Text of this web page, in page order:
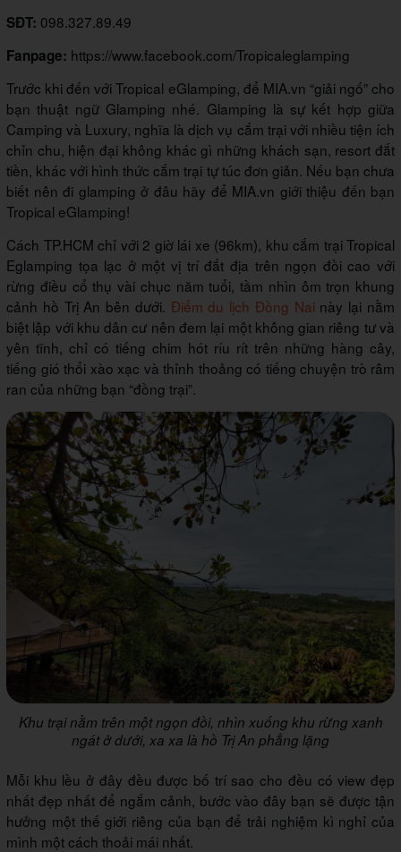
SĐT: 098.327.89.49
Fanpage: https://www.facebook.com/Tropicaleglamping
Trước khi đến với Tropical eGlamping, để MIA.vn “giải ngố” cho
bạn thuật ngữ Glamping nhé. Glamping là sự kết hợp giữa
Camping và Luxury, nghĩa là dịch vụ cắm trại với nhiều tiện ích
chỉn chu, hiện đại không khác gì những khách sạn, resort đắt
tiền, khác với hình thức cắm trại tự túc đơn giản. Nếu bạn chưa
biết nên đi glamping ở đâu hãy để MIA.vn giới thiệu đến bạn
Tropical eGlamping!
Cách TP.HCM chỉ với 2 giờ lái xe (96km), khu cắm trại Tropical
Eglamping tọa lạc ở một vị trí đắt địa trên ngọn đồi cao với
rừng điều cổ thụ vài chục năm tuổi, tầm nhìn ôm trọn khung
cảnh hồ Trị An bên dưới. Điểm du lịch Đồng Nai này lại nằm
biệt lập với khu dân cư nên đem lại một không gian riêng tư và
yên tĩnh, chỉ có tiếng chim hót ríu rít trên những hàng cây,
tiếng gió thổi xào xạc và thỉnh thoảng có tiếng chuyện trò râm
ran của những bạn “đồng trại”.
Khu trại nằm trên một ngọn đồi, nhìn xuống khu rừng xanh
ngát ở dưới, xa xa là hồ Trị An phẳng lặng
Mỗi khu lều ở đây đều được bố trí sao cho đều có view đẹp
nhất đẹp nhất để ngắm cảnh, bước vào đây bạn sẽ được tận
hưởng một thế giới riêng của bạn để trải nghiệm kì nghỉ của
mình một cách thoải mái nhất.